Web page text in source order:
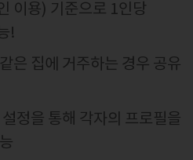
이용) 기준으로 1인당
!
은 집에 거주하는 경우 공유
정을 통해 각자의 프로필을